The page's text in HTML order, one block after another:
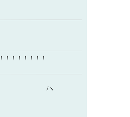
！！！！！！！
/ヽ